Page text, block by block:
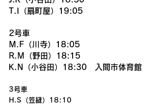
T.I（扇町屋）19:05
2号車
M.F（川寺）18:05
R.M（野田）18:15
K.N（小谷田）18:30　入間市体育館
3号車
H.S（笠縫）18:10